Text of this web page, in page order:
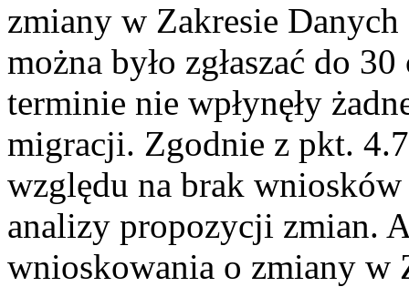
zmiany w Zakresie
można było zgłaszać do
terminie nie wpłynęły
migracji. Zgodnie z pkt.
względu na brak
analizy propozycji zmian.
wnioskowania o zmiany w